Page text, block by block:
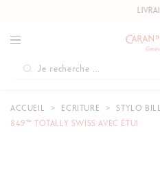
LIVRAISON
ACCUEIL ECRITURE STYLO
849™ TOTALLY SWISS AVEC ÉTUI